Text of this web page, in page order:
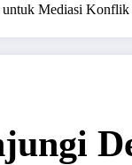
Mediasi Konflik